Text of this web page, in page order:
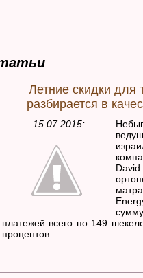
Летние скидки для
разбирается в
15.07.2015:
платежей всего по 149
процентов